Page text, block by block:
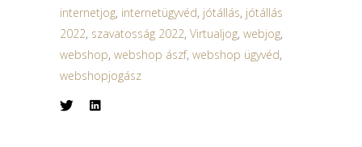
internetjog, internetügyvéd, jótállás, jótállás
2022, szavatosság 2022, Virtualjog, webjog,
webshop, webshop ászf, webshop ügyvéd,
webshopjogász